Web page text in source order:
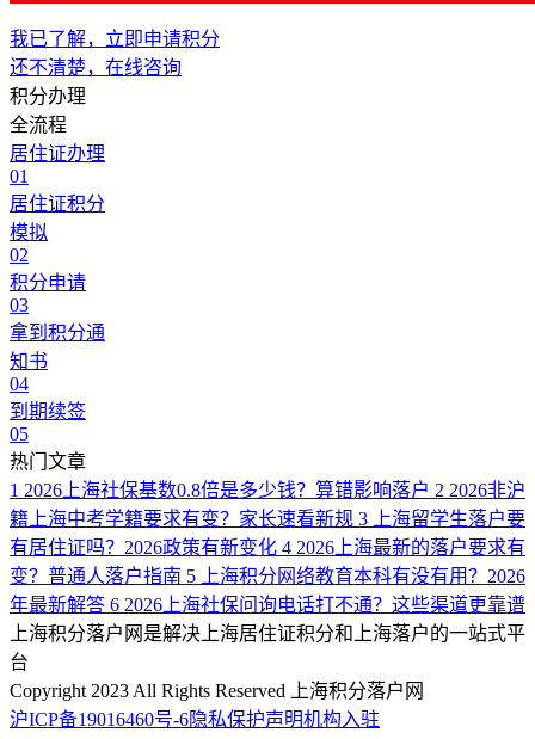
我已了解，立即申请积分
还不清楚，在线咨询
积分办理
全流程
居住证办理
01
居住证积分
模拟
02
积分申请
03
拿到积分通
知书
04
到期续签
05
热门文章
1 2026上海社保基数0.8倍是多少钱？算错影响落户 2 2026非沪
籍上海中考学籍要求有变？家长速看新规 3
上海留学生落户要
有居住证吗？2026政策有新变化 4 2026上海最新的落户要求有
变？普通人落户指南 5
上海积分网络教育本科有没有用？2026
年最新解答 6 2026上海社保问询电话打不通？这些渠道更靠谱
上海积分落户网是解决上海居住证积分和上海落户的一站式平
台
Copyright 2023 All Rights Reserved 上海积分落户网
沪ICP备19016460号-6隐私保护声明机构入驻